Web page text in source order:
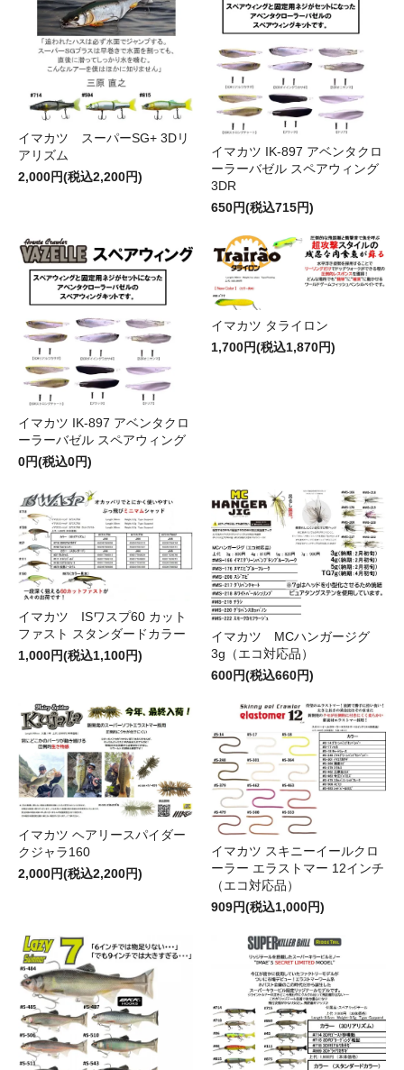
イマカツ スーパーSG+ 3Dリ
アリズム
2,000円(税込2,200円)
イマカツ IK-897 アベンタクロ
ーラーバゼル スペアウィング
3DR
650円(税込715円)
イマカツ IK-897 アベンタクロ
ーラーバゼル スペアウィング
0円(税込0円)
イマカツ タライロン
1,700円(税込1,870円)
イマカツ ISワスプ60 カット
ファスト スタンダードカラー
1,000円(税込1,100円)
イマカツ MCハンガージグ
3g（エコ対応品）
600円(税込660円)
イマカツ ヘアリースパイダー
クジャラ160
2,000円(税込2,200円)
イマカツ スキニーイールクロ
ーラー エラストマー 12インチ
（エコ対応品）
909円(税込1,000円)